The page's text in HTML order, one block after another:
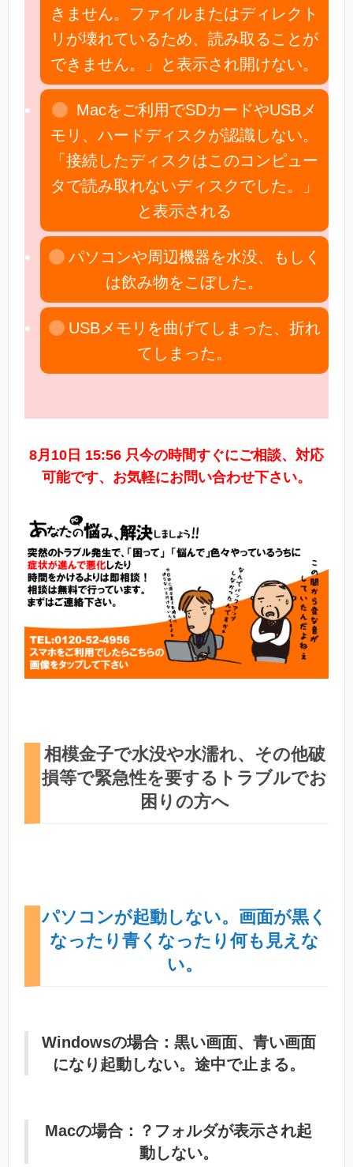
きません。ファイルまたはディレクト
リが壊れているため、読み取ることが
できません。」と表示され開けない。
Macをご利用でSDカードやUSBメ
モリ、ハードディスクが認識しない。
「接続したディスクはこのコンピュー
タで読み取れないディスクでした。」
と表示される
パソコンや周辺機器を水没、もしく
は飲み物をこぼした。
USBメモリを曲げてしまった、折れ
てしまった。
8月10日 15:56 只今の時間すぐにご相談、対応
可能です、お気軽にお問い合わせ下さい。
相模金子で水没や水濡れ、その他破
損等で緊急性を要するトラブルでお
困りの方へ
パソコンが起動しない。画面が黒く
なったり青くなったり何も見えな
い。
Windowsの場合：黒い画面、青い画面
になり起動しない。途中で止まる。
Macの場合：？フォルダが表示され起
動しない。